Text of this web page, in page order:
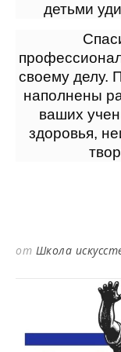
детьми
своему делу.
наполнены
ваших
здоровья,
от Школа